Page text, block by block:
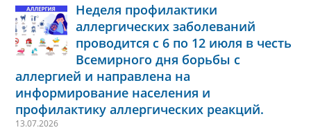
Неделя профилактики
аллергических заболеваний
проводится с 6 по 12 июля в честь
Всемирного дня борьбы с
аллергией и направлена на
информирование населения и
профилактику аллергических реакций.
13.07.2026